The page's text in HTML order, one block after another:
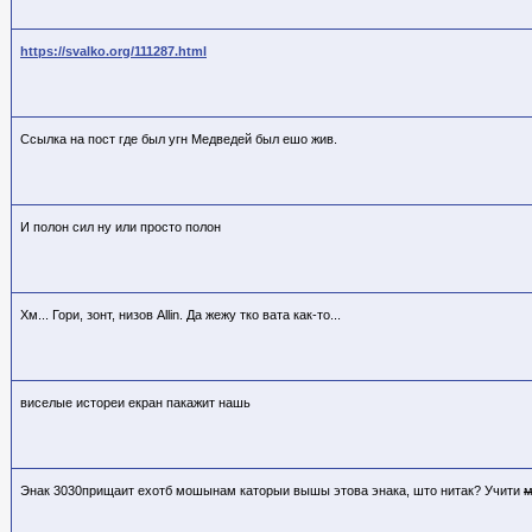
https://svalko.org/111287.html
Ссылка на пост где был угн Медведей был ешо жив.
И полон сил ну или просто полон
Хм... Гори, зонт, низов Allin. Да жежу тко вата как-то...
виселые истореи екран пакажит нашь
Энак 3030прищаит ехотб мошынам каторыи вышы этова энака, што нитак? Учити